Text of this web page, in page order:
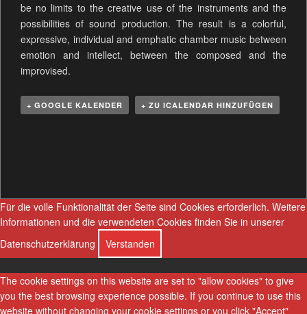
be no limits to the creative use of the instruments and the
possibilities of sound production. The result is a colorful,
expressive, individual and emphatic chamber music between
emotion and intellect, between the composed and the
improvised.
+ GOOGLE KALENDER + ZU ICALENDAR HINZUFÜGEN
n
s
a
l
t
u
Für die volle Funktionalität der Seite sind Cookies erforderlich. Weitere
Informationen und die verwendeten Cookies finden Sie in unserer
Datenschutzerklärung
Verstanden
The cookie settings on this website are set to "allow cookies" to give
you the best browsing experience possible. If you continue to use this
website without changing your cookie settings or you click "Accept"